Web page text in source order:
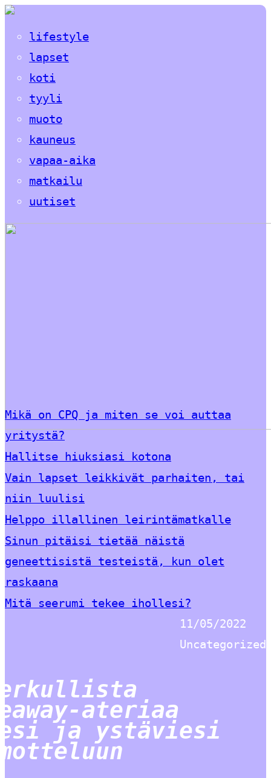
lifestyle
lapset
koti
tyyli
muoto
kauneus
vapaa-aika
matkailu
uutiset
Mikä on CPQ ja miten se voi auttaa
yritystä?
Hallitse hiuksiasi kotona
Vain lapset leikkivät parhaiten, tai
niin luulisi
Helppo illallinen leirintämatkalle
Sinun pitäisi tietää näistä
geneettisistä testeistä, kun olet
raskaana
Mitä seerumi tekee ihollesi?
11/05/2022
Uncategorized
ateriaa
ja ystäviesi